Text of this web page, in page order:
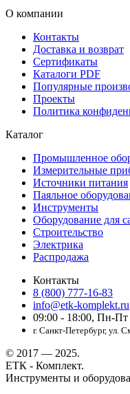
О компании
Контакты
Доставка и возврат
Сертификаты
Каталоги PDF
Популярные
Проекты
Политика
Каталог
Промышленное
Измерительные
Источники питания
Паяльное
Инструменты
Оборудование для
Строительство
Электрика
Распродажа
Контакты
8 (800) 777-16-83
info@etk-komplekt.ru
09:00 - 18:00, Пн-Пт
г. Санкт-Петербург, ул.
© 2017 — 2025.
ЕТК - Комплект.
Инструменты и